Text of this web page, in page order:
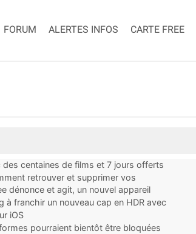
FORUM ALERTES INFOS CARTE FREE
centaines de films et 7 jours offerts
retrouver et supprimer vos
dénonce et agit, un nouvel appareil
franchir un nouveau cap en HDR avec
iOS
pourraient bientôt être bloquées